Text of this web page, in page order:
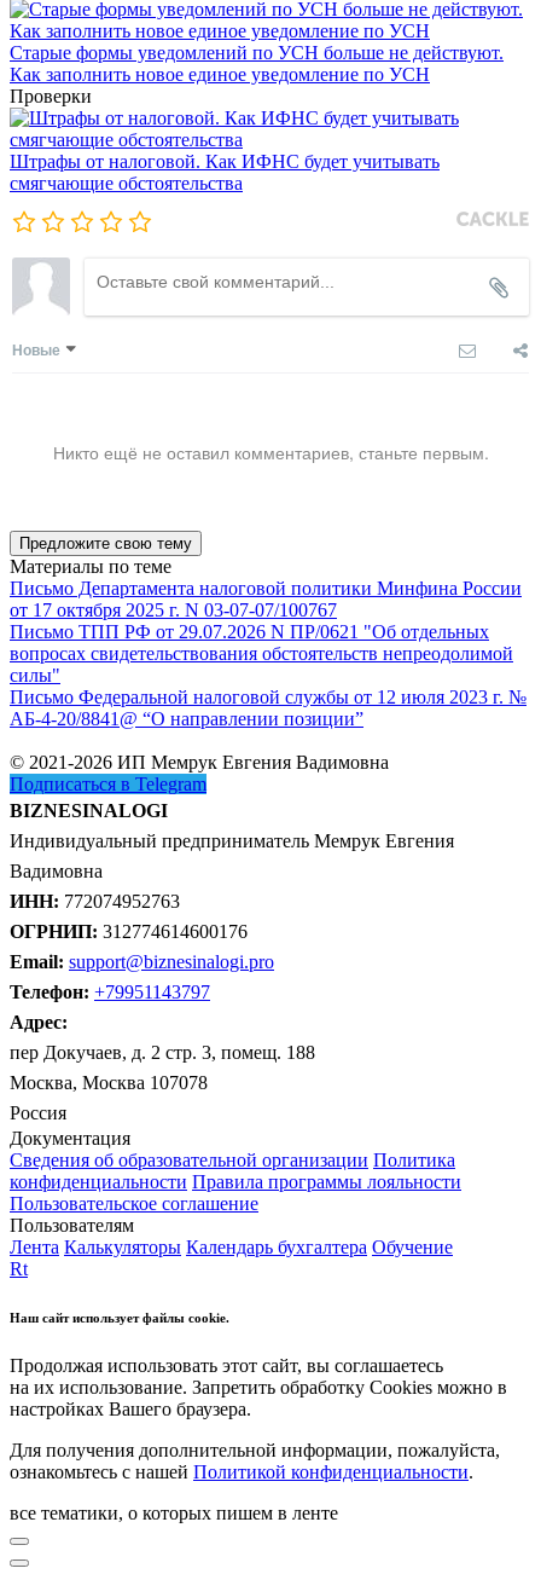
Старые формы уведомлений по УСН больше не действуют.
Как заполнить новое единое уведомление по УСН
Проверки
Штрафы от налоговой. Как ИФНС будет учитывать
смягчающие обстоятельства
Новые
Никто ещё не оставил комментариев, станьте первым.
Предложите свою тему
Материалы по теме
Письмо Департамента налоговой политики Минфина России
от 17 октября 2025 г. N 03-07-07/100767
Письмо ТПП РФ от 29.07.2026 N ПР/0621 "Об отдельных
вопросах свидетельствования обстоятельств непреодолимой
силы"
Письмо Федеральной налоговой службы от 12 июля 2023 г. №
АБ-4-20/8841@ “О направлении позиции”
© 2021-2026 ИП Мемрук Евгения Вадимовна
Подписаться в Telegram
BIZNESINALOGI
Индивидуальный предприниматель Мемрук Евгения
Вадимовна
ИНН: 772074952763
ОГРНИП: 312774614600176
Email: support@biznesinalogi.pro
Телефон: +79951143797
Адрес:
пер Докучаев, д. 2 стр. 3, помещ. 188
Москва, Москва 107078
Россия
Документация
Сведения об образовательной организации Политика
конфиденциальности Правила программы лояльности
Пользовательское соглашение
Пользователям
Лента Калькуляторы Календарь бухгалтера Обучение
Rt
Наш сайт использует файлы cookie.
Продолжая использовать этот сайт, вы соглашаетесь
на их использование. Запретить обработку Cookies можно в
настройках Вашего браузера.
Для получения дополнительной информации, пожалуйста,
ознакомьтесь с нашей Политикой конфиденциальности.
все тематики, о которых пишем в ленте